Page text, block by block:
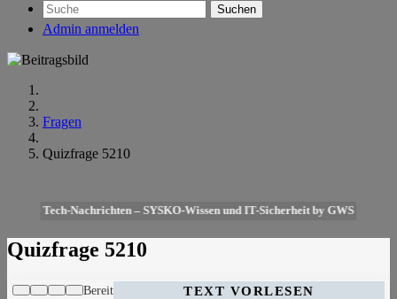
Suchen
Admin anmelden
Fragen
Quizfrage 5210
Tech-Nachrichten – SYSKO-Wissen und IT-Sicherheit by GWS
Quizfrage 5210
Bereit TEXT VORLESEN